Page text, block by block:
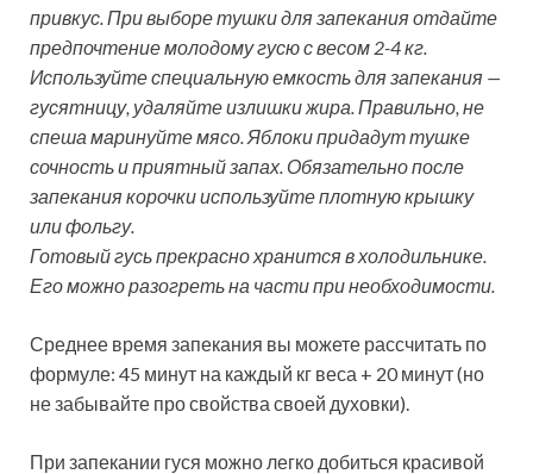
привкус. При выборе тушки для запекания отдайте
предпочтение молодому гусю с весом 2-4 кг.
Используйте специальную емкость для запекания —
гусятницу, удаляйте излишки жира. Правильно, не
спеша маринуйте мясо. Яблоки придадут тушке
сочность и приятный запах. Обязательно после
запекания корочки используйте плотную крышку
или фольгу.
Готовый гусь прекрасно хранится в холодильнике.
Его можно разогреть на части при необходимости.
Среднее время запекания вы можете рассчитать по
формуле: 45 минут на каждый кг веса + 20 минут (но
не забывайте про свойства своей духовки).
При запекании гуся можно легко добиться красивой